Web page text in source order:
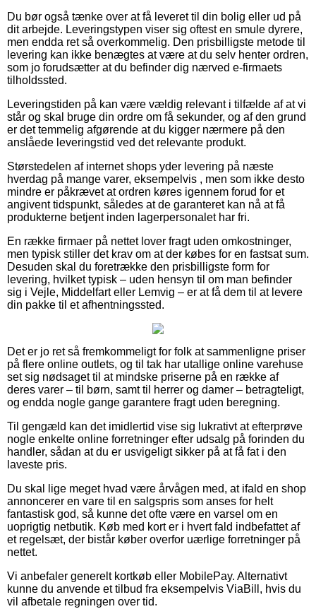
Du bør også tænke over at få leveret til din bolig eller ud på
dit arbejde. Leveringstypen viser sig oftest en smule dyrere,
men endda ret så overkommelig. Den prisbilligste metode til
levering kan ikke benægtes at være at du selv henter ordren,
som jo forudsætter at du befinder dig nærved e-firmaets
tilholdssted.
Leveringstiden på kan være vældig relevant i tilfælde af at vi
står og skal bruge din ordre om få sekunder, og af den grund
er det temmelig afgørende at du kigger nærmere på den
anslåede leveringstid ved det relevante produkt.
Størstedelen af internet shops yder levering på næste
hverdag på mange varer, eksempelvis , men som ikke desto
mindre er påkrævet at ordren køres igennem forud for et
angivent tidspunkt, således at de garanteret kan nå at få
produkterne betjent inden lagerpersonalet har fri.
En række firmaer på nettet lover fragt uden omkostninger,
men typisk stiller det krav om at der købes for en fastsat sum.
Desuden skal du foretrække den prisbilligste form for
levering, hvilket typisk – uden hensyn til om man befinder
sig i Vejle, Middelfart eller Lemvig – er at få dem til at levere
din pakke til et afhentningssted.
Det er jo ret så fremkommeligt for folk at sammenligne priser
på flere online outlets, og til tak har utallige online varehuse
set sig nødsaget til at mindske priserne på en række af
deres varer – til børn, samt til herrer og damer – betragteligt,
og endda nogle gange garantere fragt uden beregning.
Til gengæld kan det imidlertid vise sig lukrativt at efterprøve
nogle enkelte online forretninger efter udsalg på forinden du
handler, sådan at du er usvigeligt sikker på at få fat i den
laveste pris.
Du skal lige meget hvad være årvågen med, at ifald en shop
annoncerer en vare til en salgspris som anses for helt
fantastisk god, så kunne det ofte være en varsel om en
uoprigtig netbutik. Køb med kort er i hvert fald indbefattet af
et regelsæt, der bistår køber overfor uærlige forretninger på
nettet.
Vi anbefaler generelt kortkøb eller MobilePay. Alternativt
kunne du anvende et tilbud fra eksempelvis ViaBill, hvis du
vil afbetale regningen over tid.